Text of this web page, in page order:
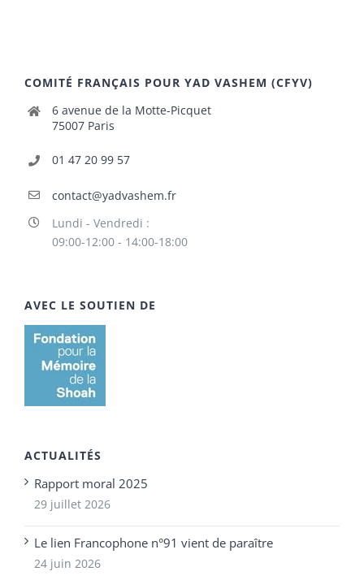
COMITÉ FRANÇAIS POUR YAD VASHEM (CFYV)
6 avenue de la Motte-Picquet
75007 Paris
01 47 20 99 57
contact@yadvashem.fr
Lundi - Vendredi :
09:00-12:00 - 14:00-18:00
AVEC LE SOUTIEN DE
ACTUALITÉS
Rapport moral 2025
29 juillet 2026
Le lien Francophone n°91 vient de paraître
24 juin 2026